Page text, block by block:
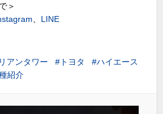
＞
LINE
アンタワー トヨタ
ハイエース
紹介